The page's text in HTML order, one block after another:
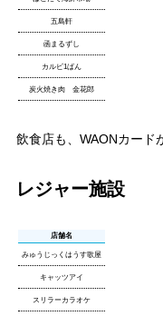
五島軒
函まるずし
カルビ1ばん
炭火焼き肉 金花郎
飲食店も、WAONカード
レジャー施設
店舗名
みゅうじっくはうす歌屋
キャッツアイ
スリラーカラオケ